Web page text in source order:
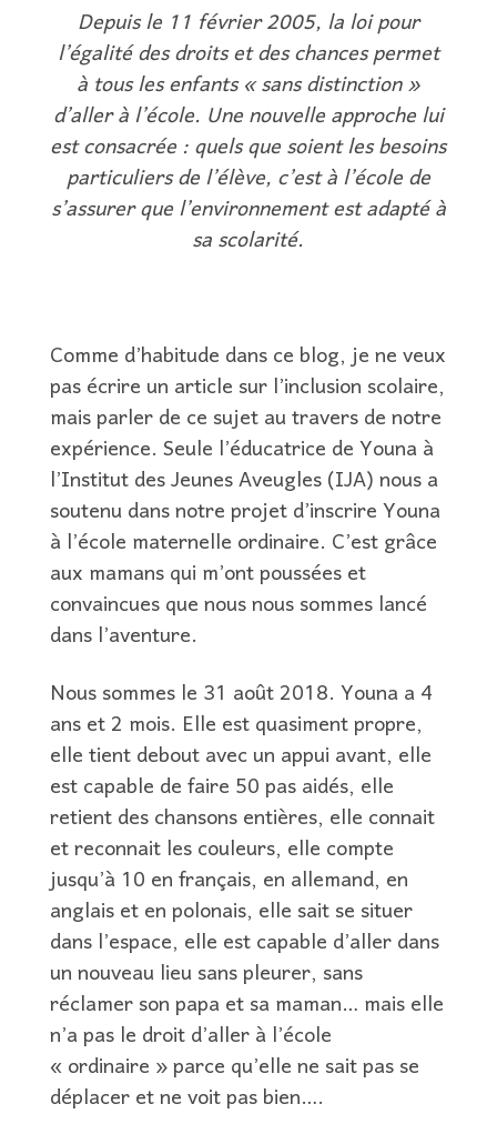
Depuis le 11 février 2005, la loi pour
l’égalité des droits et des chances permet
à tous les enfants « sans distinction »
d’aller à l’école. Une nouvelle approche lui
est consacrée : quels que soient les besoins
particuliers de l’élève, c’est à l’école de
s’assurer que l’environnement est adapté à
sa scolarité.
Comme d’habitude dans ce blog, je ne veux
pas écrire un article sur l’inclusion scolaire,
mais parler de ce sujet au travers de notre
expérience. Seule l’éducatrice de Youna à
l’Institut des Jeunes Aveugles (IJA) nous a
soutenu dans notre projet d’inscrire Youna
à l’école maternelle ordinaire. C’est grâce
aux mamans qui m’ont poussées et
convaincues que nous nous sommes lancé
dans l’aventure.
Nous sommes le 31 août 2018. Youna a 4
ans et 2 mois. Elle est quasiment propre,
elle tient debout avec un appui avant, elle
est capable de faire 50 pas aidés, elle
retient des chansons entières, elle connait
et reconnait les couleurs, elle compte
jusqu’à 10 en français, en allemand, en
anglais et en polonais, elle sait se situer
dans l’espace, elle est capable d’aller dans
un nouveau lieu sans pleurer, sans
réclamer son papa et sa maman… mais elle
n’a pas le droit d’aller à l’école
« ordinaire » parce qu’elle ne sait pas se
déplacer et ne voit pas bien….